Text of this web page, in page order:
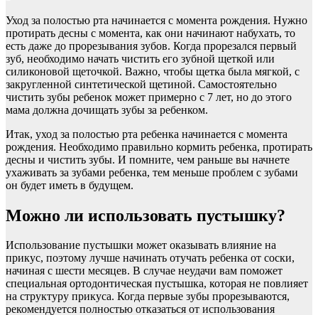
Уход за полостью рта начинается с момента рождения. Нужно
протирать десны с момента, как они начинают набухать, то
есть даже до прорезывания зубов. Когда прорезался первый
зуб, необходимо начать чистить его зубной щеткой или
силиконовой щеточкой. Важно, чтобы щетка была мягкой, с
закругленной синтетической щетиной. Самостоятельно
чистить зубы ребенок может примерно с 7 лет, но до этого
мама должна дочищать зубы за ребенком.
Итак, уход за полостью рта ребенка начинается с момента
рождения. Необходимо правильно кормить ребенка, протирать
десны и чистить зубы. И помните, чем раньше вы начнете
ухаживать за зубами ребенка, тем меньше проблем с зубами
он будет иметь в будущем.
Можно ли использовать пустышку?
Использование пустышки может оказывать влияние на
прикус, поэтому лучше начинать отучать ребенка от соски,
начиная с шести месяцев. В случае неудачи вам поможет
специальная ортодонтическая пустышка, которая не повлияет
на структуру прикуса. Когда первые зубы прорезываются,
рекомендуется полностью отказаться от использования